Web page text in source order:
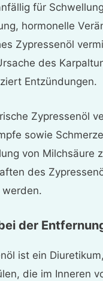
für
hormonelle
Zypressenöl
des
Entzündungen.
Zypressenöl
sowie
von Milchsäure
des
der
ist ein
die im Inneren